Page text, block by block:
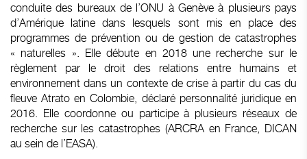
conduite des bureaux de l’ONU à Genève à plusieurs pays
d’Amérique latine dans lesquels sont mis en place des
programmes de prévention ou de gestion de catastrophes
« naturelles ». Elle débute en 2018 une recherche sur le
règlement par le droit des relations entre humains et
environnement dans un contexte de crise à partir du cas du
fleuve Atrato en Colombie, déclaré personnalité juridique en
2016. Elle coordonne ou participe à plusieurs réseaux de
recherche sur les catastrophes (ARCRA en France, DICAN
au sein de l’EASA).